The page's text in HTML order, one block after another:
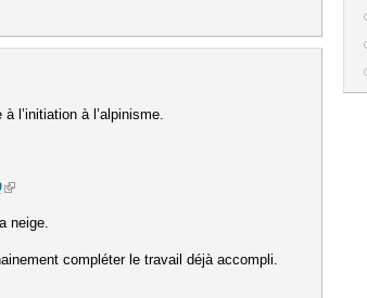
l’initiation à l’alpinisme.
(link is external)
neige.
compléter le travail déjà accompli.